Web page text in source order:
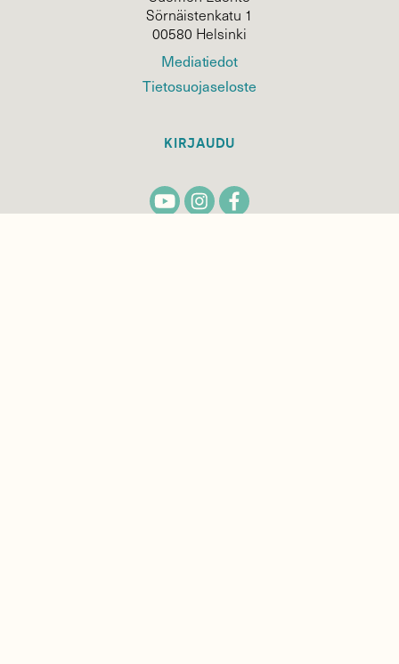
Sörnäistenkatu 1
00580 Helsinki
Mediatiedot
Tietosuojaseloste
KIRJAUDU